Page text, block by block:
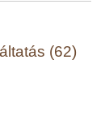
(62)